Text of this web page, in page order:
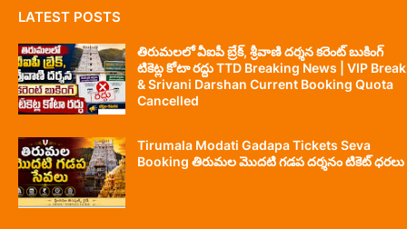
LATEST POSTS
తిరుమలలో వీఐపీ బ్రేక్, శ్రీవాణి దర్శన కరెంట్ బుకింగ్
టికెట్ల కోటా రద్దు TTD Breaking News | VIP Break
& Srivani Darshan Current Booking Quota
Cancelled
Tirumala Modati Gadapa Tickets Seva
Booking తిరుమల మొదటి గడప దర్శనం టికెట్ ధరలు